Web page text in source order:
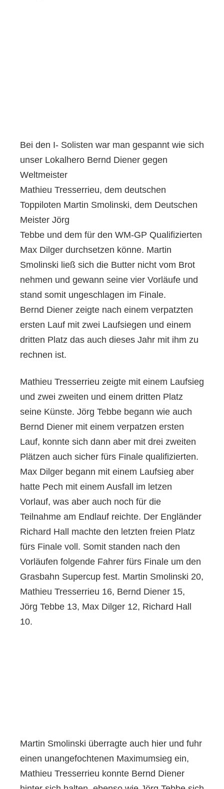
Bei den I- Solisten war man gespannt wie sich
unser Lokalhero Bernd Diener gegen
Weltmeister
Mathieu Tresserrieu, dem deutschen
Toppiloten Martin Smolinski, dem Deutschen
Meister Jörg
Tebbe und dem für den WM-GP Qualifizierten
Max Dilger durchsetzen könne. Martin
Smolinski ließ sich die Butter nicht vom Brot
nehmen und gewann seine vier Vorläufe und
stand somit ungeschlagen im Finale.
Bernd Diener zeigte nach einem verpatzten
ersten Lauf mit zwei Laufsiegen und einem
dritten Platz das auch dieses Jahr mit ihm zu
rechnen ist.
Mathieu Tresserrieu zeigte mit einem Laufsieg
und zwei zweiten und einem dritten Platz
seine Künste. Jörg Tebbe begann wie auch
Bernd Diener mit einem verpatzen ersten
Lauf, konnte sich dann aber mit drei zweiten
Plätzen auch sicher fürs Finale qualifizierten.
Max Dilger begann mit einem Laufsieg aber
hatte Pech mit einem Ausfall im letzen
Vorlauf, was aber auch noch für die
Teilnahme am Endlauf reichte. Der Engländer
Richard Hall machte den letzten freien Platz
fürs Finale voll. Somit standen nach den
Vorläufen folgende Fahrer fürs Finale um den
Grasbahn Supercup fest. Martin Smolinski 20,
Mathieu Tresserrieu 16, Bernd Diener 15,
Jörg Tebbe 13, Max Dilger 12, Richard Hall
10.
Martin Smolinski überragte auch hier und fuhr
einen unangefochtenen Maximumsieg ein,
Mathieu Tresserrieu konnte Bernd Diener